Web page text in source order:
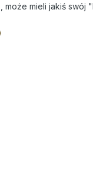
może mieli jakiś swój